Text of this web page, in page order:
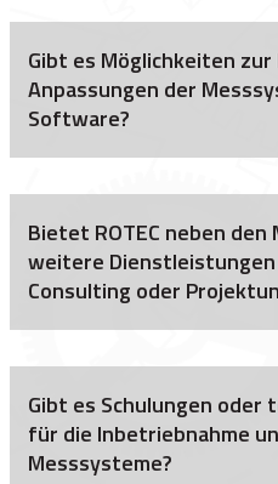
Gibt es Möglichkeiten
Anpassungen der
Software?
Bietet ROTEC neben
weitere Dienstleistungen
Consulting oder
Gibt es Schulungen oder
für die Inbetriebnahme
Messsysteme?